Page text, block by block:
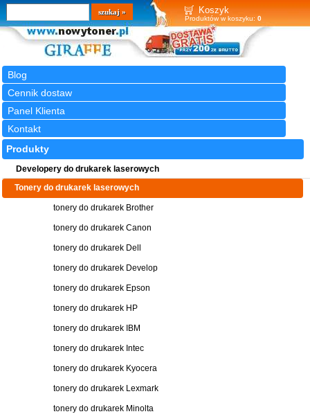
Koszyk
Produktów w koszyku: 0
Blog
Cennik dostaw
Panel Klienta
Kontakt
Wyszukiwarka
szukaj
Produkty
Developery do drukarek laserowych
Tonery do drukarek laserowych
tonery do drukarek Brother
tonery do drukarek Canon
tonery do drukarek Dell
tonery do drukarek Develop
tonery do drukarek Epson
tonery do drukarek HP
tonery do drukarek IBM
tonery do drukarek Intec
tonery do drukarek Kyocera
tonery do drukarek Lexmark
tonery do drukarek Minolta